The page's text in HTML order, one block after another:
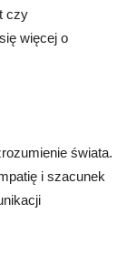
czy
więcej o
świata.
i szacunek